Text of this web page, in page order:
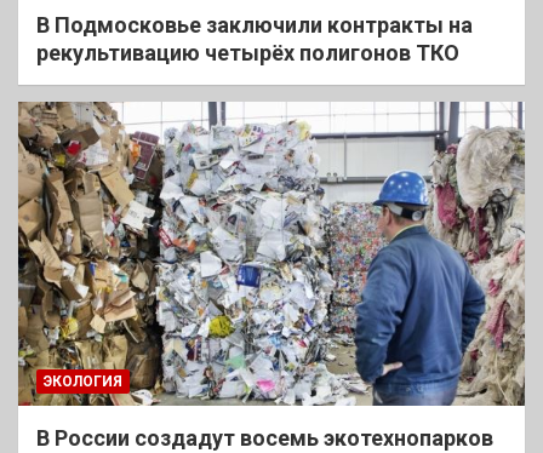
В Подмосковье заключили контракты на
рекультивацию четырёх полигонов ТКО
ЭКОЛОГИЯ
В России создадут восемь экотехнопарков